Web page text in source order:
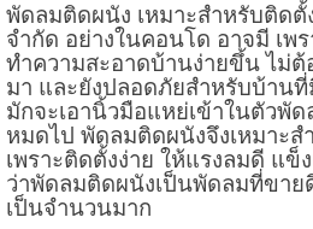
พัดลมติดผนัง เหมาะสำหรับติดตั้
จำกัด อย่างในคอนโด อาจมี เพ
ทำความสะอาดบ้านง่ายขึ้น ไม่
มา และยังปลอดภัยสำหรับบ้านที่
มักจะเอานิ้วมือแหย่เข้าในตัวพั
หมดไป พัดลมติดผนังจึงเหมาะส
เพราะติดตั้งง่าย ให้แรงลมดี แข็
ว่าพัดลมติดผนังเป็นพัดลมที่ขา
เป็นจำนวนมาก